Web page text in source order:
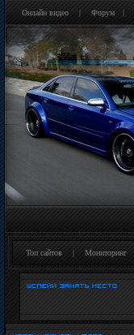
Онлайн видео | Форум |
Топ сайтов | Мониторинг